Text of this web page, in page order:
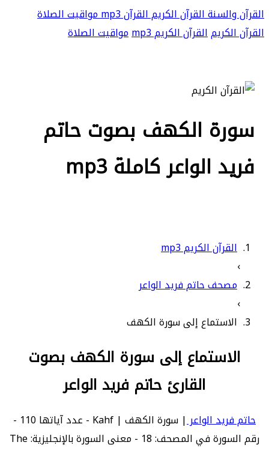
القرآن والسنةالقرآن الكريمالقرآن mp3
مواقيت الصلاة
القرآن الكريمالقرآن الكريم mp3 مواقيت الصلاة
سورة الكهف بصوت حاتم
فريد الواعر كاملة mp3
القرآن الكريم mp3
›
مصحف حاتم فريد الواعر
›
الاستماع إلى سورة الكهف
الاستماع إلى سورة الكهف بصوت
القارئ حاتم فريد الواعر
حاتم فريد الواعر
| سورة الكهف | Kahf - عدد آياتها 110 -
رقم السورة في المصحف: 18 - معنى السورة بالإنجليزية: The